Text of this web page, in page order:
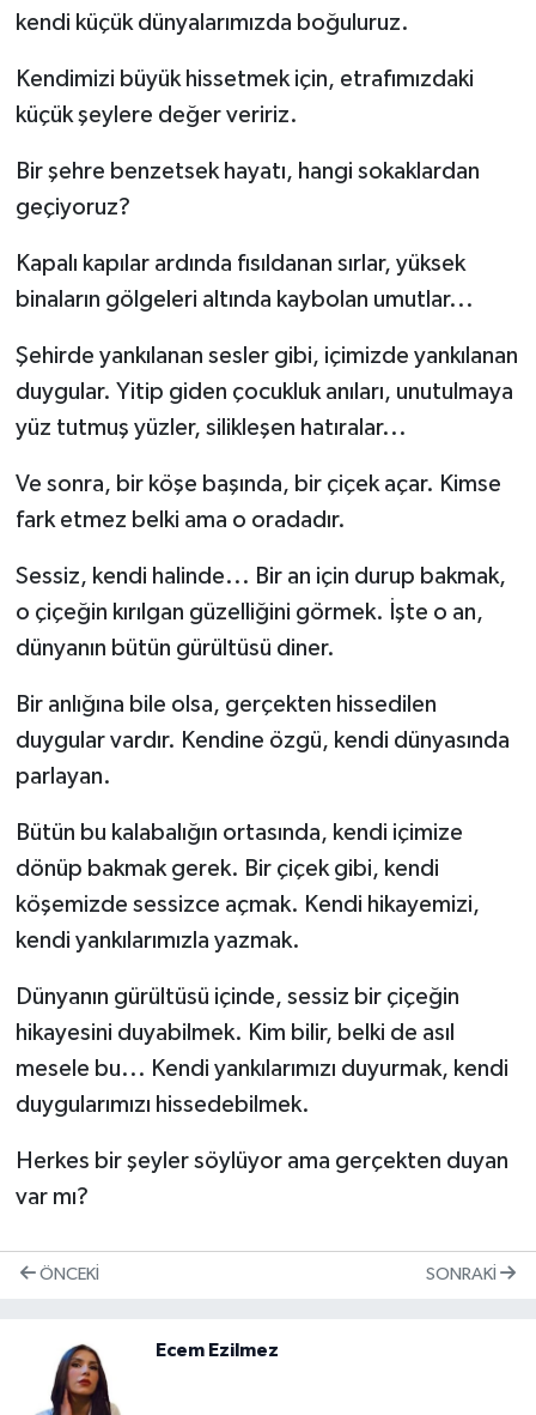
kendi küçük dünyalarımızda boğuluruz.
Kendimizi büyük hissetmek için, etrafımızdaki
küçük şeylere değer veririz.
Bir şehre benzetsek hayatı, hangi sokaklardan
geçiyoruz?
Kapalı kapılar ardında fısıldanan sırlar, yüksek
binaların gölgeleri altında kaybolan umutlar...
Şehirde yankılanan sesler gibi, içimizde yankılanan
duygular. Yitip giden çocukluk anıları, unutulmaya
yüz tutmuş yüzler, silikleşen hatıralar...
Ve sonra, bir köşe başında, bir çiçek açar. Kimse
fark etmez belki ama o oradadır.
Sessiz, kendi halinde... Bir an için durup bakmak,
o çiçeğin kırılgan güzelliğini görmek. İşte o an,
dünyanın bütün gürültüsü diner.
Bir anlığına bile olsa, gerçekten hissedilen
duygular vardır. Kendine özgü, kendi dünyasında
parlayan.
Bütün bu kalabalığın ortasında, kendi içimize
dönüp bakmak gerek. Bir çiçek gibi, kendi
köşemizde sessizce açmak. Kendi hikayemizi,
kendi yankılarımızla yazmak.
Dünyanın gürültüsü içinde, sessiz bir çiçeğin
hikayesini duyabilmek. Kim bilir, belki de asıl
mesele bu... Kendi yankılarımızı duyurmak, kendi
duygularımızı hissedebilmek.
Herkes bir şeyler söylüyor ama gerçekten duyan
var mı?
ÖNCEKI SONRAKI
Ecem Ezilmez